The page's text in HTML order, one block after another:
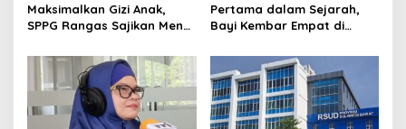
Maksimalkan Gizi Anak,
SPPG Rangas Sajikan Menu
Penerima
Pertama dalam Sejarah,
Bayi Kembar Empat di
Pulang dalam Kondisi
Sehat